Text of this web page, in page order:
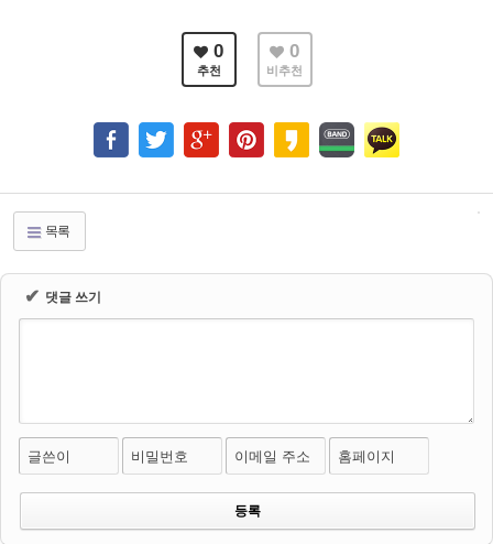
0
추천
0
비추천
목록
✔ 댓글 쓰기
글쓴이 비밀번호 이메일 주소 홈페이지